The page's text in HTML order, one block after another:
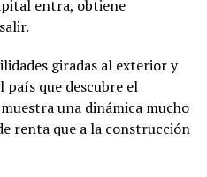
entra, obtiene
giradas al exterior y
que descubre el
una dinámica mucho
renta que a la construcción